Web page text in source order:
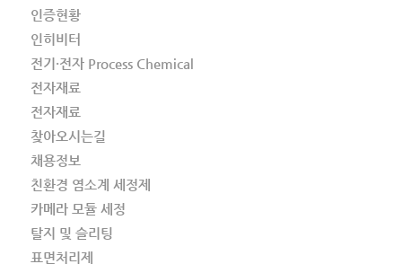
인증현황
인히비터
전기·전자 Process Chemical
전자재료
전자재료
찾아오시는길
채용정보
친환경 염소계 세정제
카메라 모듈 세정
탈지 및 슬리팅
표면처리제